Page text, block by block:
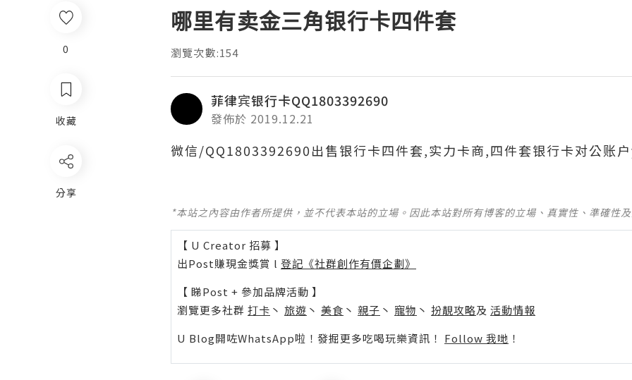
哪里有卖金三角银行卡四件套
瀏覽次數:154
菲律宾银行卡QQ1803392690
發佈於 2019.12.21
微信/QQ1803392690出售银行卡四件套,实力卡商,四件套银行卡对公账
*本站之內容由作者所提供，並不代表本站的立場。因此本站對所有博客的立場、真實性、準確性
【 U Creator 招募 】
出Post賺現金獎賞 l 登記《社群創作有價企劃》
【 睇Post + 參加品牌活動 】
瀏覽更多社群 打卡 丶 旅遊 丶 美食 丶 親子 丶 寵物 丶 扮靚攻略及 活動情報
U Blog開咗WhatsApp啦！發掘更多吃喝玩樂資訊！ Follow 我哋 ！
0
收藏
分享